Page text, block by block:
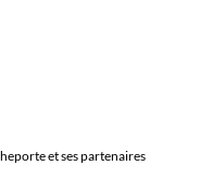
uniquement
et ses partenaires